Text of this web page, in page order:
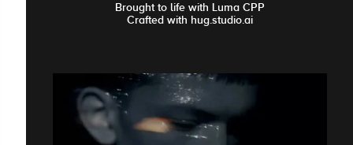
Brought to life with Luma CPP
Crafted with hug.studio.ai